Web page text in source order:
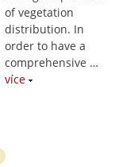
of vegetation
distribution. In
order to have a
comprehensive …
více